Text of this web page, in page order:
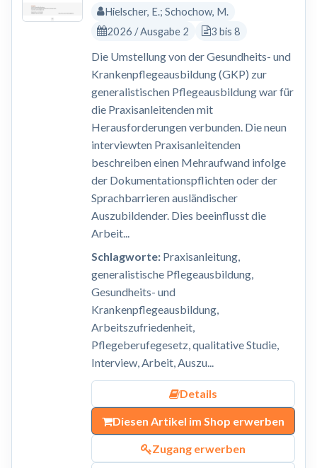
Hielscher, E.; Schochow, M.
2026 / Ausgabe 2
3 bis 8
Die Umstellung von der Gesundheits- und
Krankenpflegeausbildung (GKP) zur
generalistischen Pflegeausbildung war für
die Praxisanleitenden mit
Herausforderungen verbunden. Die neun
interviewten Praxisanleitenden
beschreiben einen Mehraufwand infolge
der Dokumentationspflichten oder der
Sprachbarrieren ausländischer
Auszubildender. Dies beeinflusst die
Arbeit...
Schlagworte:Praxisanleitung,
generalistische Pflegeausbildung,
Gesundheits- und
Krankenpflegeausbildung,
Arbeitszufriedenheit,
Pflegeberufegesetz, qualitative Studie,
Interview, Arbeit, Auszu...
Details
Diesen Artikel im Shop erwerben
Zugang erwerben